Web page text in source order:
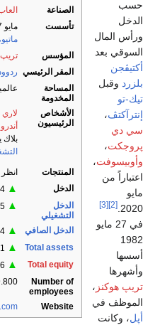
الصناعة
تأسست
مايو 27, 1982
المؤسس
المقر الرئيسي
المساحة
المخدومة
الأشخاص
الرئيسيون
المنتجات انظر
الدخل
▲
الدخل
التشغيلي
▲
الدخل الصافي ▲
Total assets
▲
Total equity
▲
Number of
employees
Website
حسب
الدخل
ورأس المال
السوقي بعد
أكتيڤجن
بلزرد وقبل
تيك-تو
إنترآكتڤ،
سي دي
پروجكت،
وأوبيسوفت،
اعتباراً من
مايو
2020.
[2]
[3]
في 27 مايو
1982
أسسها
وأشهرها
تريپ هوكنز ،
الموظف في
أپل، وكانت